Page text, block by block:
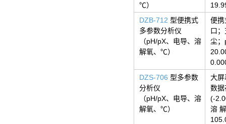
℃）
DZB-712 型便携式
多参数分析仪
（pH/pX、电导、溶
解氧、℃）
便携
口
尘
DZS-706 型多参数
分析仪
（pH/pX、电导、溶
解氧、℃）
大屏
数据
(-
溶